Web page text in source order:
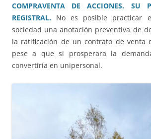
COMPRAVENTA DE ACCIONES. SU
REGISTRAL. No es posible practicar
sociedad una anotación preventiva de
la ratificación de un contrato de venta
pese a que si prosperara la
convertiría en unipersonal.